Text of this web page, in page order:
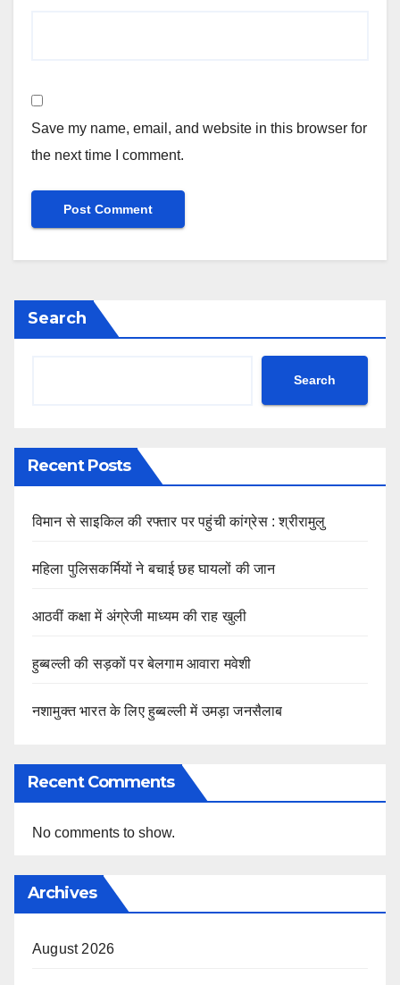
Save my name, email, and website in this browser for
the next time I comment.
Search
Search
Recent Posts
विमान से साइकिल की रफ्तार पर पहुंची कांग्रेस : श्रीरामुलु
महिला पुलिसकर्मियों ने बचाई छह घायलों की जान
आठवीं कक्षा में अंग्रेजी माध्यम की राह खुली
हुब्बल्ली की सड़कों पर बेलगाम आवारा मवेशी
नशामुक्त भारत के लिए हुब्बल्ली में उमड़ा जनसैलाब
Recent Comments
No comments to show.
Archives
August 2026